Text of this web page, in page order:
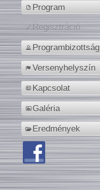
Program
Regisztráció
Programbizottság
Versenyhelyszín
Kapcsolat
Galéria
Eredmények